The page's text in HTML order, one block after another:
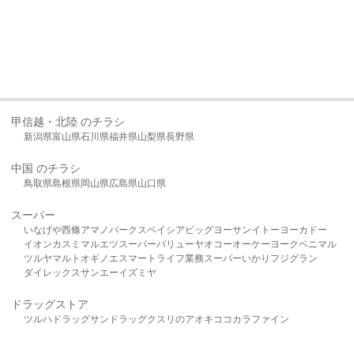
甲信越・北陸 のチラシ
新潟県富山県石川県福井県山梨県長野県
中国 のチラシ
鳥取県島根県岡山県広島県山口県
スーパー
いなげや西條アマノパークスベイシア ビッグヨーサンイトーヨーカドー
イオンカスミ マルエツスーパーバリューヤオコーオーケー ヨークベニマル
ツルヤマルト オギノ エスマート ライフ業務スーパーいかり フジグラン
ダイレックスサンエーイズミヤ
ドラッグストア
ツルハドラッグサンドラッグクスリのアオキ ココカラファイン